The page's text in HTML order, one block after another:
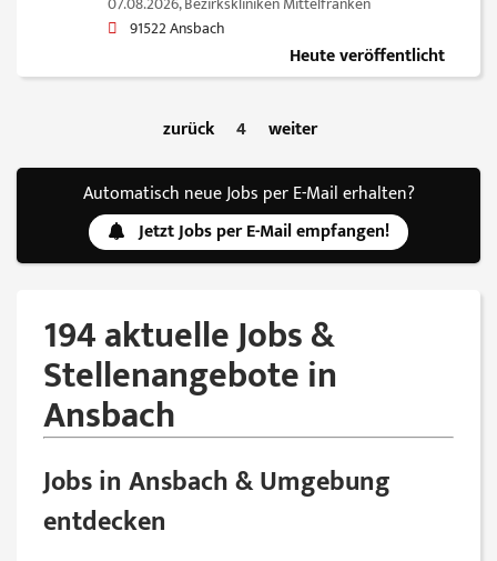
91522 Ansbach
Heute veröffentlicht
zurück 4 weiter
Automatisch neue Jobs per E-Mail erhalten?
Jetzt Jobs per E-Mail empfangen!
194 aktuelle Jobs &
Stellenangebote in
Ansbach
Jobs in Ansbach & Umgebung
entdecken